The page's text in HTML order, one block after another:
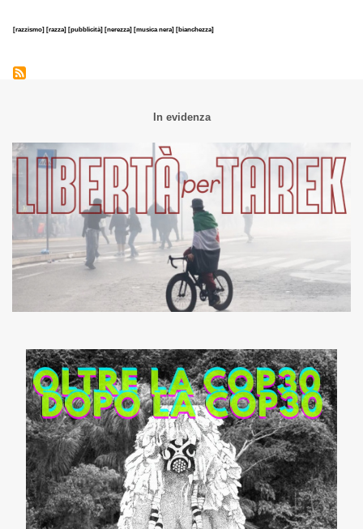
[razzismo] [razza] [pubblicità] [nerezza] [musica nera] [bianchezza]
In evidenza